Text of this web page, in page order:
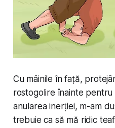
Cu mâinile în față,
rostogolire înainte
anularea inerției, m-am
trebuie ca să mă ridic